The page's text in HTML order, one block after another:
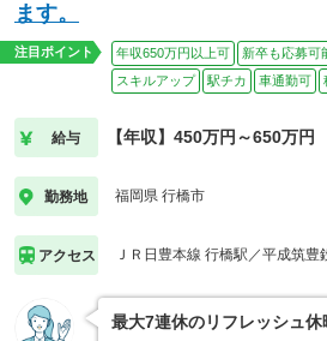
ます。
注目ポイント 年収650万円以上可 新卒も応募可
スキルアップ
駅チカ 車通勤可
給与 【年収】450万円～650万円
勤務地 福岡県 行橋市
アクセス ＪＲ日豊本線 行橋駅／平成筑豊
最大7連休のリフレッシュ